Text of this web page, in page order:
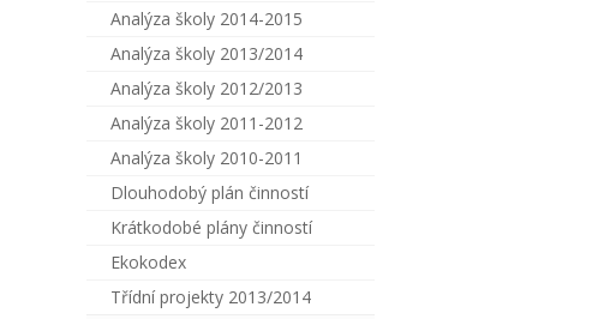
Analýza školy 2014-2015
Analýza školy 2013/2014
Analýza školy 2012/2013
Analýza školy 2011-2012
Analýza školy 2010-2011
Dlouhodobý plán činností
Krátkodobé plány činností
Ekokodex
Třídní projekty 2013/2014